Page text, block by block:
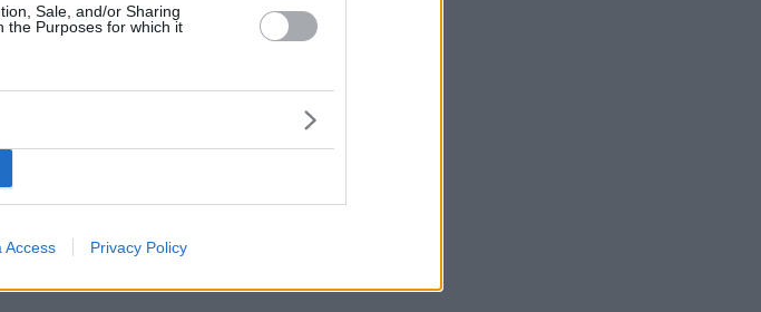
Sale, and/or Sharing
the Purposes for which it
Access Privacy Policy
mortale. Foto:
infezioni da hantavirus